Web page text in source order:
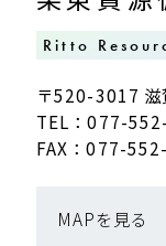
Ritto
〒520-3017
TEL：077-
FAX：077-
MAPを見る